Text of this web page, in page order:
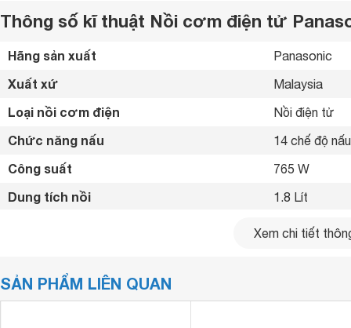
Thông số kĩ thuật Nồi cơm điện tử
Hãng sản xuất Panasonic
Xuất xứ Malaysia
Loại nồi cơm điện Nồi điện tử
Chức năng nấu 14 chế độ
Công suất 765 W
Dung tích nồi 1.8 Lít
4-6 Người
Điều khiển
Xem chi tiết
SẢN PHẨM LIÊN QUAN